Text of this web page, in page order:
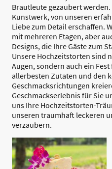
Brautleute gezaubert
Kunstwerk, von unseren
Liebe zum Detail erschaffen.
mit mehreren Etagen, aber
Designs, die Ihre Gäste zum
Unsere Hochzeitstorten sind
Augen, sondern auch ein
allerbesten Zutaten und den
Geschmacksrichtungen
Geschmackserlebnis für Sie
uns Ihre Hochzeitstorten-
unseren traumhaft leckeren
verzaubern.